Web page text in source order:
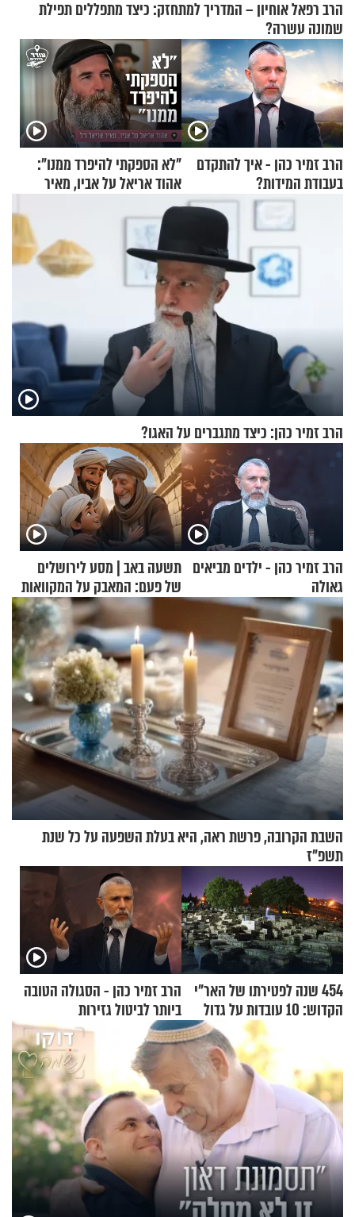
הרב רפאל אוחיון – המדריך למתחזק: כיצד מתפללים תפילת
שמונה עשרה?
הרב זמיר כהן - איך להתקדם
בעבודת המידות?
"לא הספקתי להיפרד ממנו":
אהוד אריאל על אביו, מאיר
אריאל ז"ל
הרב זמיר כהן: כיצד מתגברים על האגו?
הרב זמיר כהן - ילדים מביאים
גאולה
תשעה באב | מסע לירושלים
של פעם: המאבק על המקוואות
השבת הקרובה, פרשת ראה, היא בעלת השפעה על כל שנת
תשפ"ז
454 שנה לפטירתו של האר"י
הקדוש: 10 עובדות על גדול
הרב זמיר כהן - הסגולה הטובה
ביותר לביטול גזירות